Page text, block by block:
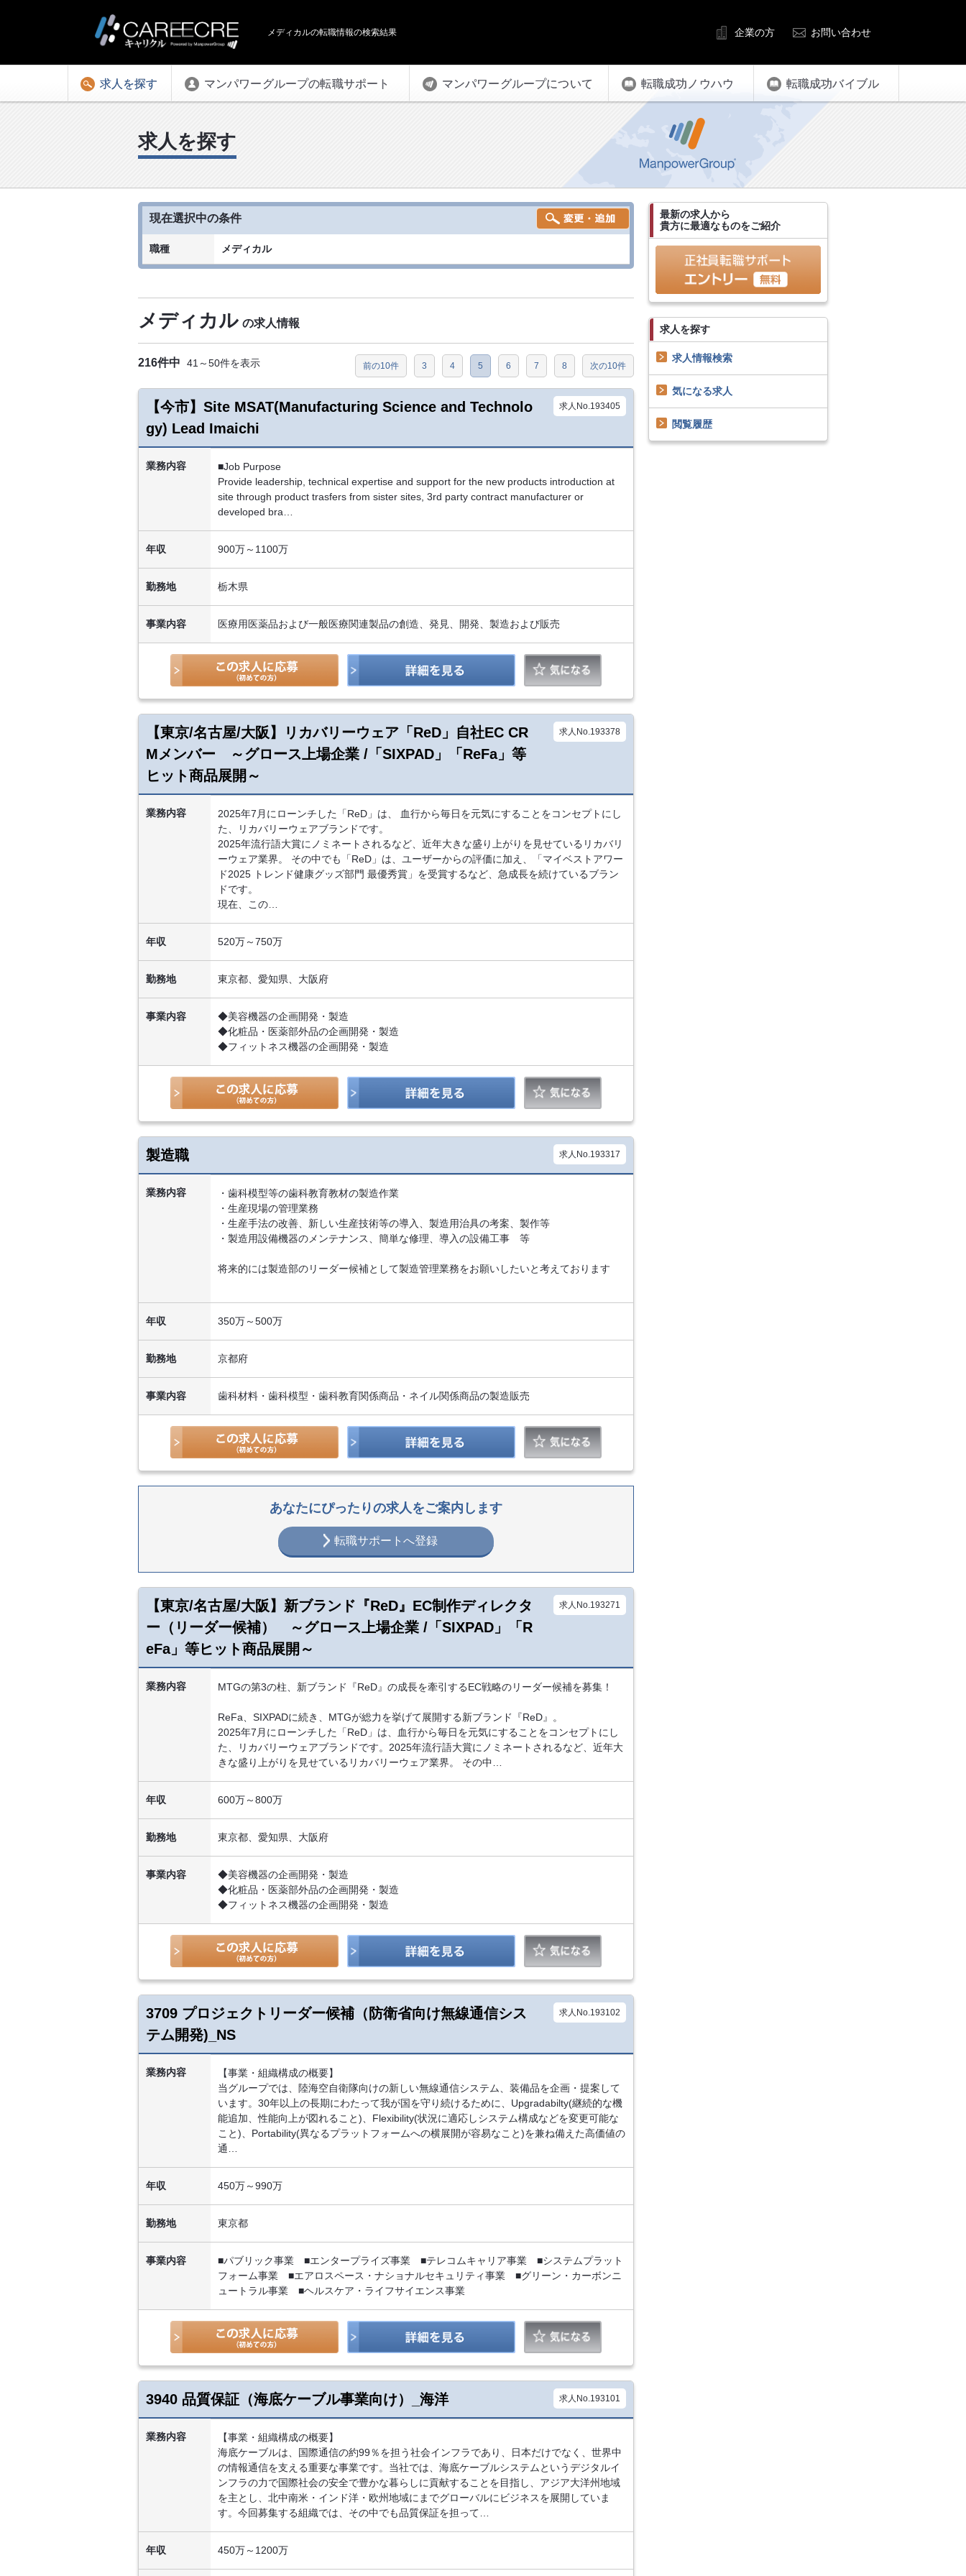
メディカルの転職情報の検索結果 企業の方 お問い合わせ
求人を探す マンパワーグループの転職サポート マンパワーグループについて 転職成功ノウハウ 転職成功バイブル
求人を探す
現在選択中の条件
職種 メディカル
メディカル の求人情報
216件中 41～50件を表示 前の10件 3 4 5 6 7 8 次の10件
【今市】Site MSAT(Manufacturing Science and Technolo
gy) Lead Imaichi
求人No.193405
業務内容
■Job Purpose
Provide leadership, technical expertise and support for the new products introduction at
site through product trasfers from sister sites, 3rd party contract manufacturer or
developed bra…
年収 900万～1100万
勤務地 栃木県
事業内容 医療用医薬品および一般医療関連製品の創造、発見、開発、製造および販売
【東京/名古屋/大阪】リカバリーウェア「ReD」自社EC CR
Mメンバー ～グロース上場企業 /「SIXPAD」「ReFa」等
ヒット商品展開～
求人No.193378
業務内容
2025年7月にローンチした「ReD」は、 血行から毎日を元気にすることをコンセプトにし
た、リカバリーウェアブランドです。
2025年流行語大賞にノミネートされるなど、近年大きな盛り上がりを見せているリカバリ
ーウェア業界。 その中でも「ReD」は、ユーザーからの評価に加え、「マイベストアワー
ド2025 トレンド健康グッズ部門 最優秀賞」を受賞するなど、急成長を続けているブラン
ドです。
現在、この…
年収 520万～750万
勤務地 東京都、愛知県、大阪府
事業内容
◆美容機器の企画開発・製造
◆化粧品・医薬部外品の企画開発・製造
◆フィットネス機器の企画開発・製造
製造職 求人No.193317
業務内容
・歯科模型等の歯科教育教材の製造作業
・生産現場の管理業務
・生産手法の改善、新しい生産技術等の導入、製造用治具の考案、製作等
・製造用設備機器のメンテナンス、簡単な修理、導入の設備工事 等
将来的には製造部のリーダー候補として製造管理業務をお願いしたいと考えております
年収 350万～500万
勤務地 京都府
事業内容 歯科材料・歯科模型・歯科教育関係商品・ネイル関係商品の製造販売
あなたにぴったりの求人をご案内します
転職サポートへ登録
【東京/名古屋/大阪】新ブランド『ReD』EC制作ディレクタ
ー（リーダー候補） ～グロース上場企業 /「SIXPAD」「R
eFa」等ヒット商品展開～
求人No.193271
業務内容 MTGの第3の柱、新ブランド『ReD』の成長を牽引するEC戦略のリーダー候補を募集！
ReFa、SIXPADに続き、MTGが総力を挙げて展開する新ブランド『ReD』。
2025年7月にローンチした「ReD」は、血行から毎日を元気にすることをコンセプトにし
た、リカバリーウェアブランドです。2025年流行語大賞にノミネートされるなど、近年大
きな盛り上がりを見せているリカバリーウェア業界。 その中…
年収 600万～800万
勤務地 東京都、愛知県、大阪府
事業内容
◆美容機器の企画開発・製造
◆化粧品・医薬部外品の企画開発・製造
◆フィットネス機器の企画開発・製造
3709 プロジェクトリーダー候補（防衛省向け無線通信シス
テム開発)_NS
求人No.193102
業務内容
【事業・組織構成の概要】
当グループでは、陸海空自衛隊向けの新しい無線通信システム、装備品を企画・提案して
います。30年以上の長期にわたって我が国を守り続けるために、Upgradabilty(継続的な機
能追加、性能向上が図れること)、Flexibility(状況に適応しシステム構成などを変更可能な
こと)、Portability(異なるプラットフォームへの横展開が容易なこと)を兼ね備えた高価値の
通…
年収 450万～990万
勤務地 東京都
事業内容
■パブリック事業 ■エンタープライズ事業 ■テレコムキャリア事業 ■システムプラット
フォーム事業 ■エアロスペース・ナショナルセキュリティ事業 ■グリーン・カーボンニ
ュートラル事業 ■ヘルスケア・ライフサイエンス事業
3940 品質保証（海底ケーブル事業向け）_海洋 求人No.193101
業務内容
【事業・組織構成の概要】
海底ケーブルは、国際通信の約99％を担う社会インフラであり、日本だけでなく、世界中
の情報通信を支える重要な事業です。当社では、海底ケーブルシステムというデジタルイ
ンフラの力で国際社会の安全で豊かな暮らしに貢献することを目指し、アジア大洋州地域
を主とし、北中南米・インド洋・欧州地域にまでグローバルにビジネスを展開していま
す。今回募集する組織では、その中でも品質保証を担って…
年収 450万～1200万
最新の求人から
貴方に最適なものをご紹介
求人を探す
求人情報検索
気になる求人
閲覧履歴